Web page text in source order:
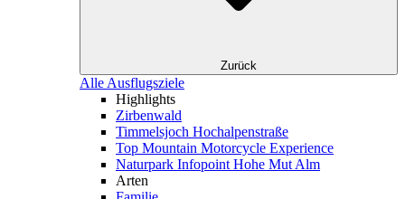
Zurück
Alle Ausflugsziele
Highlights
Zirbenwald
Timmelsjoch Hochalpenstraße
Top Mountain Motorcycle Experience
Naturpark Infopoint Hohe Mut Alm
Arten